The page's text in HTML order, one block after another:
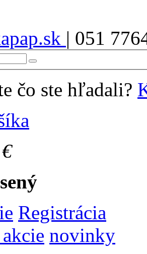
| 051
čo ste hľadali?
Registrácia
novinky